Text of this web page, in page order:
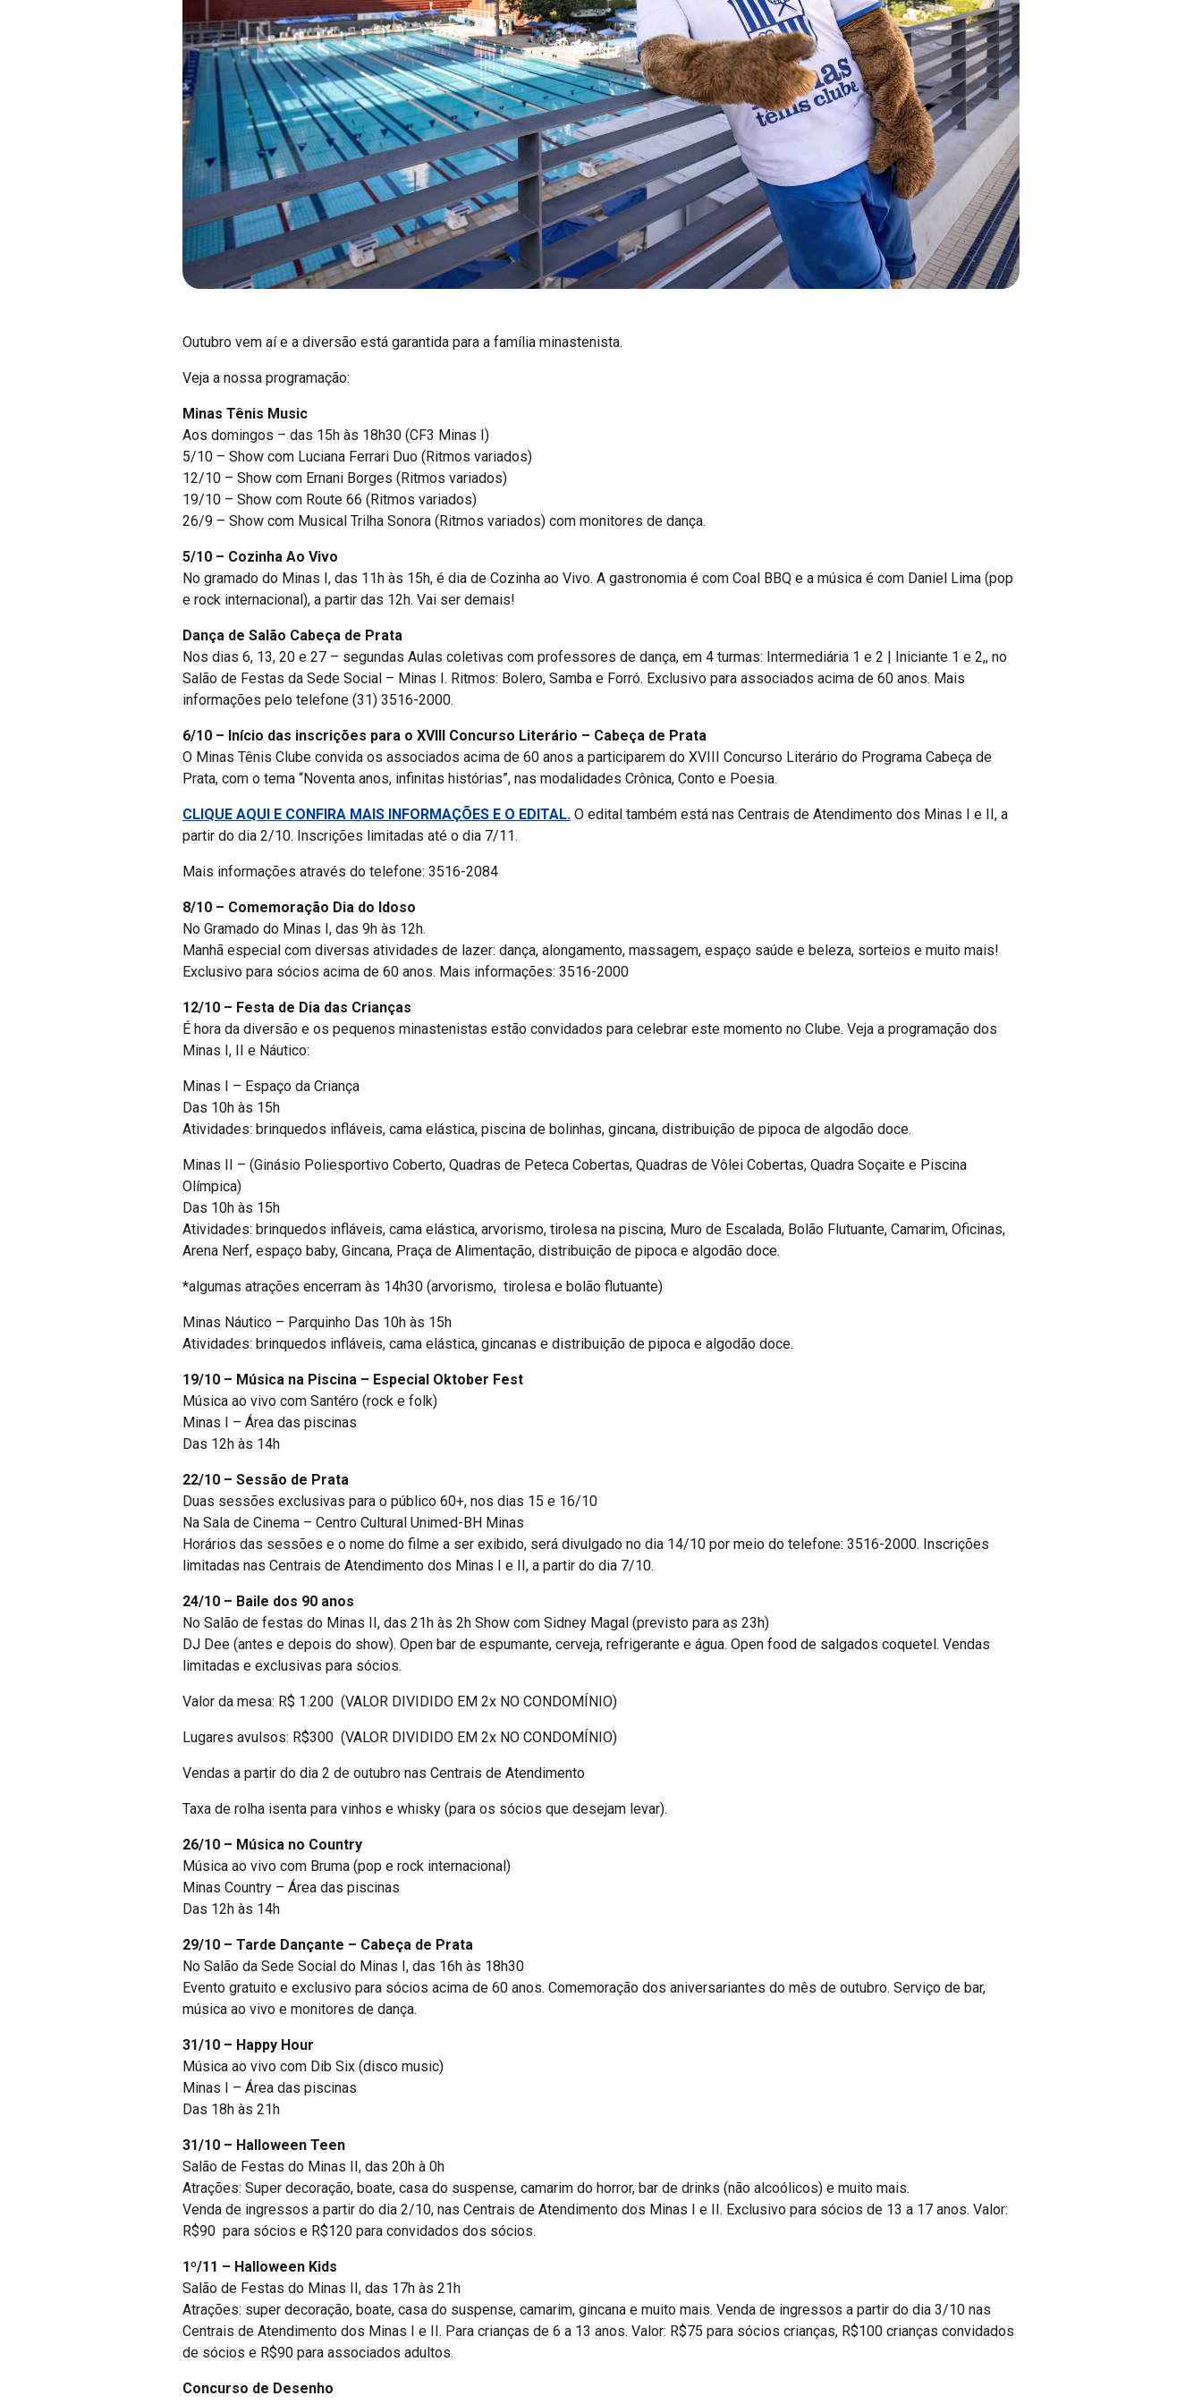
Outubro vem aí e a diversão está garantida para a família minastenista.
Veja a nossa programação:
Minas Tênis Music
Aos domingos – das 15h às 18h30 (CF3 Minas I)
5/10 – Show com Luciana Ferrari Duo (Ritmos variados)
12/10 – Show com Ernani Borges (Ritmos variados)
19/10 – Show com Route 66 (Ritmos variados)
26/9 – Show com Musical Trilha Sonora (Ritmos variados) com monitores de dança.
5/10 – Cozinha Ao Vivo
No gramado do Minas I, das 11h às 15h, é dia de Cozinha ao Vivo. A gastronomia é com Coal BBQ e a música é com Daniel Lima (pop
e rock internacional), a partir das 12h. Vai ser demais!
Dança de Salão Cabeça de Prata
Nos dias 6, 13, 20 e 27 – segundas Aulas coletivas com professores de dança, em 4 turmas: Intermediária 1 e 2 | Iniciante 1 e 2,, no
Salão de Festas da Sede Social – Minas I. Ritmos: Bolero, Samba e Forró. Exclusivo para associados acima de 60 anos. Mais
informações pelo telefone (31) 3516-2000.
6/10 – Início das inscrições para o XVIII Concurso Literário – Cabeça de Prata
O Minas Tênis Clube convida os associados acima de 60 anos a participarem do XVIII Concurso Literário do Programa Cabeça de
Prata, com o tema “Noventa anos, infinitas histórias”, nas modalidades Crônica, Conto e Poesia.
CLIQUE AQUI E CONFIRA MAIS INFORMAÇÕES E O EDITAL. O edital também está nas Centrais de Atendimento dos Minas I e II, a
partir do dia 2/10. Inscrições limitadas até o dia 7/11.
Mais informações através do telefone: 3516-2084
8/10 – Comemoração Dia do Idoso
No Gramado do Minas I, das 9h às 12h.
Manhã especial com diversas atividades de lazer: dança, alongamento, massagem, espaço saúde e beleza, sorteios e muito mais!
Exclusivo para sócios acima de 60 anos. Mais informações: 3516-2000
12/10 – Festa de Dia das Crianças
É hora da diversão e os pequenos minastenistas estão convidados para celebrar este momento no Clube. Veja a programação dos
Minas I, II e Náutico:
Minas I – Espaço da Criança
Das 10h às 15h
Atividades: brinquedos infláveis, cama elástica, piscina de bolinhas, gincana, distribuição de pipoca de algodão doce.
Minas II – (Ginásio Poliesportivo Coberto, Quadras de Peteca Cobertas, Quadras de Vôlei Cobertas, Quadra Soçaite e Piscina
Olímpica)
Das 10h às 15h
Atividades: brinquedos infláveis, cama elástica, arvorismo, tirolesa na piscina, Muro de Escalada, Bolão Flutuante, Camarim, Oficinas,
Arena Nerf, espaço baby, Gincana, Praça de Alimentação, distribuição de pipoca e algodão doce.
*algumas atrações encerram às 14h30 (arvorismo, tirolesa e bolão flutuante)
Minas Náutico – Parquinho Das 10h às 15h
Atividades: brinquedos infláveis, cama elástica, gincanas e distribuição de pipoca e algodão doce.
19/10 – Música na Piscina – Especial Oktober Fest
Música ao vivo com Santéro (rock e folk)
Minas I – Área das piscinas
Das 12h às 14h
22/10 – Sessão de Prata
Duas sessões exclusivas para o público 60+, nos dias 15 e 16/10
Na Sala de Cinema – Centro Cultural Unimed-BH Minas
Horários das sessões e o nome do filme a ser exibido, será divulgado no dia 14/10 por meio do telefone: 3516-2000. Inscrições
limitadas nas Centrais de Atendimento dos Minas I e II, a partir do dia 7/10.
24/10 – Baile dos 90 anos
No Salão de festas do Minas II, das 21h às 2h Show com Sidney Magal (previsto para as 23h)
DJ Dee (antes e depois do show). Open bar de espumante, cerveja, refrigerante e água. Open food de salgados coquetel. Vendas
limitadas e exclusivas para sócios.
Valor da mesa: R$ 1.200 (VALOR DIVIDIDO EM 2x NO CONDOMÍNIO)
Lugares avulsos: R$300 (VALOR DIVIDIDO EM 2x NO CONDOMÍNIO)
Vendas a partir do dia 2 de outubro nas Centrais de Atendimento
Taxa de rolha isenta para vinhos e whisky (para os sócios que desejam levar).
26/10 – Música no Country
Música ao vivo com Bruma (pop e rock internacional)
Minas Country – Área das piscinas
Das 12h às 14h
29/10 – Tarde Dançante – Cabeça de Prata
No Salão da Sede Social do Minas I, das 16h às 18h30
Evento gratuito e exclusivo para sócios acima de 60 anos. Comemoração dos aniversariantes do mês de outubro. Serviço de bar,
música ao vivo e monitores de dança.
31/10 – Happy Hour
Música ao vivo com Dib Six (disco music)
Minas I – Área das piscinas
Das 18h às 21h
31/10 – Halloween Teen
Salão de Festas do Minas II, das 20h à 0h
Atrações: Super decoração, boate, casa do suspense, camarim do horror, bar de drinks (não alcoólicos) e muito mais.
Venda de ingressos a partir do dia 2/10, nas Centrais de Atendimento dos Minas I e II. Exclusivo para sócios de 13 a 17 anos. Valor:
R$90 para sócios e R$120 para convidados dos sócios.
1º/11 – Halloween Kids
Salão de Festas do Minas II, das 17h às 21h
Atrações: super decoração, boate, casa do suspense, camarim, gincana e muito mais. Venda de ingressos a partir do dia 3/10 nas
Centrais de Atendimento dos Minas I e II. Para crianças de 6 a 13 anos. Valor: R$75 para sócios crianças, R$100 crianças convidados
de sócios e R$90 para associados adultos.
Concurso de Desenho